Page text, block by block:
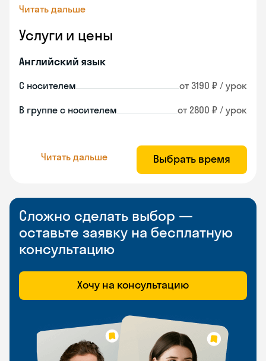
Читать дальше
Услуги и цены
Английский язык
С носителем от 3190 ₽ / урок
В группе с носителем от 2800 ₽ / урок
Читать дальше Выбрать время
Сложно сделать выбор —
оставьте заявку на бесплатную
консультацию
Хочу на консультацию